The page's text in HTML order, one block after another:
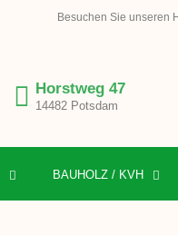
Besuchen Sie unseren
Horstweg 47
14482 Potsdam
BAUHOLZ / KVH